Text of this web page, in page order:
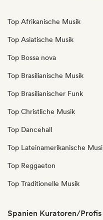
Top Afrikanische Musik
Top Asiatische Musik
Top Bossa nova
Top Brasilianische Musik
Top Brasilianischer Funk
Top Christliche Musik
Top Dancehall
Top Lateinamerikanische
Top Reggaeton
Top Traditionelle Musik
Spanien Kuratoren/Profis